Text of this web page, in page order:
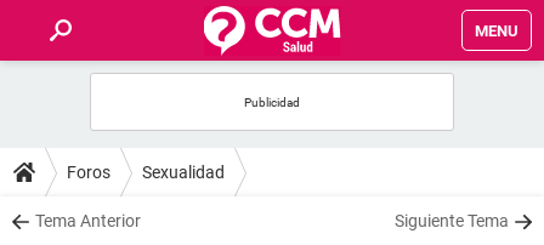
MENU
FOROS
SALUD
Foros Sexualidad
Tema Anterior Siguiente Tema